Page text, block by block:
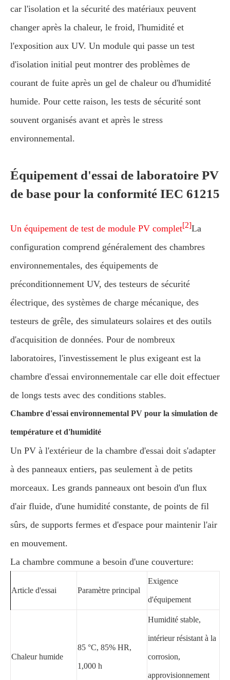
car l'isolation et la sécurité des matériaux peuvent
changer après la chaleur, le froid, l'humidité et
l'exposition aux UV. Un module qui passe un test
d'isolation initial peut montrer des problèmes de
courant de fuite après un gel de chaleur ou d'humidité
humide. Pour cette raison, les tests de sécurité sont
souvent organisés avant et après le stress
environnemental.
Équipement d'essai de laboratoire PV
de base pour la conformité IEC 61215
Un équipement de test de module PV complet[2]La
configuration comprend généralement des chambres
environnementales, des équipements de
préconditionnement UV, des testeurs de sécurité
électrique, des systèmes de charge mécanique, des
testeurs de grêle, des simulateurs solaires et des outils
d'acquisition de données. Pour de nombreux
laboratoires, l'investissement le plus exigeant est la
chambre d'essai environnementale car elle doit effectuer
de longs tests avec des conditions stables.
Chambre d'essai environnemental PV pour la simulation de
température et d'humidité
Un PV à l'extérieur de la chambre d'essai doit s'adapter
à des panneaux entiers, pas seulement à de petits
morceaux. Les grands panneaux ont besoin d'un flux
d'air fluide, d'une humidité constante, de points de fil
sûrs, de supports fermes et d'espace pour maintenir l'air
en mouvement.
La chambre commune a besoin d'une couverture:
Article d'essai Paramètre principal
Exigence
d'équipement
Chaleur humide
85 °C, 85% HR,
1,000 h
Humidité stable,
intérieur résistant à la
corrosion,
approvisionnement